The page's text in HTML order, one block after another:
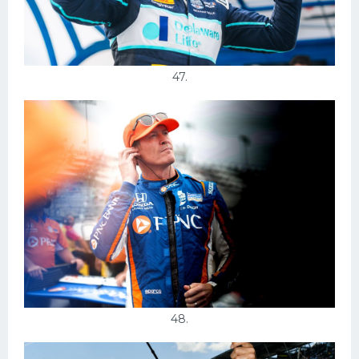
47.
48.